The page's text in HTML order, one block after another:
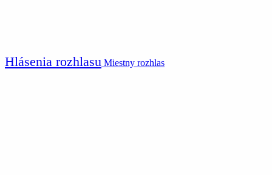
Hlásenia rozhlasu Miestny rozhlas